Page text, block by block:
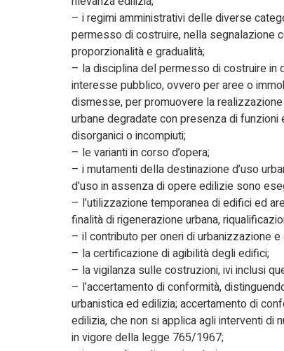
– i regimi amministrativi delle diverse
permesso di costruire, nella segnalazione
proporzionalità e gradualità;
– la disciplina del permesso di costruire in
interesse pubblico, ovvero per aree o
dismesse, per promuovere la
urbane degradate con presenza di
disorganici o incompiuti;
– le varianti in corso d’opera;
– i mutamenti della destinazione d’uso
d’uso in assenza di opere edilizie sono
– l’utilizzazione temporanea di edifici ed
finalità di rigenerazione urbana,
– il contributo per oneri di urbanizzazione
– la certificazione di agibilità degli edifici;
– la vigilanza sulle costruzioni, ivi inclusi
– l’accertamento di conformità,
urbanistica ed edilizia; accertamento di
edilizia, che non si applica agli interventi di
in vigore della legge 765/1967;